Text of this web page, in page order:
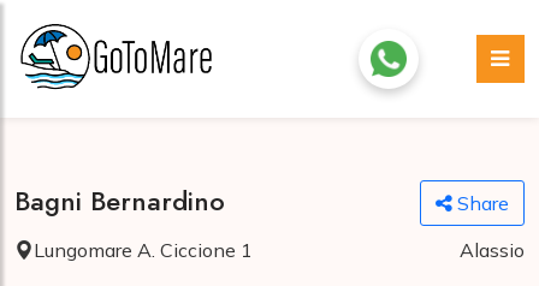
Bagni Bernardino
Share
Lungomare A. Ciccione 1
Alassio